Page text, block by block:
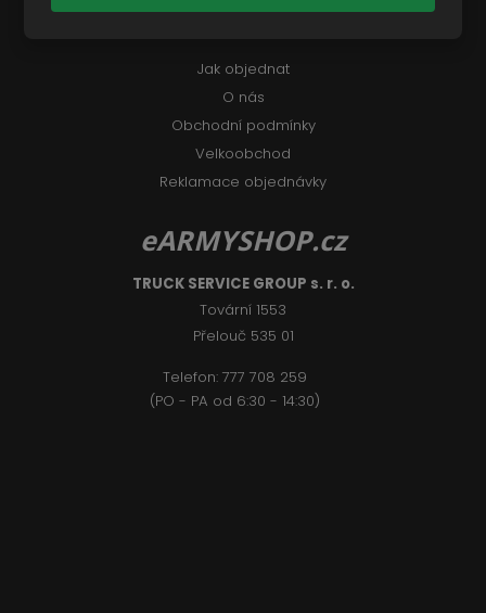
Často hledáte
Jak objednat
O nás
Obchodní podmínky
Velkoobchod
Reklamace objednávky
eARMYSHOP.cz
TRUCK SERVICE GROUP s. r. o.
Tovární 1553
Přelouč 535 01
Telefon: 777 708 259
(PO - PA od 6:30 - 14:30)